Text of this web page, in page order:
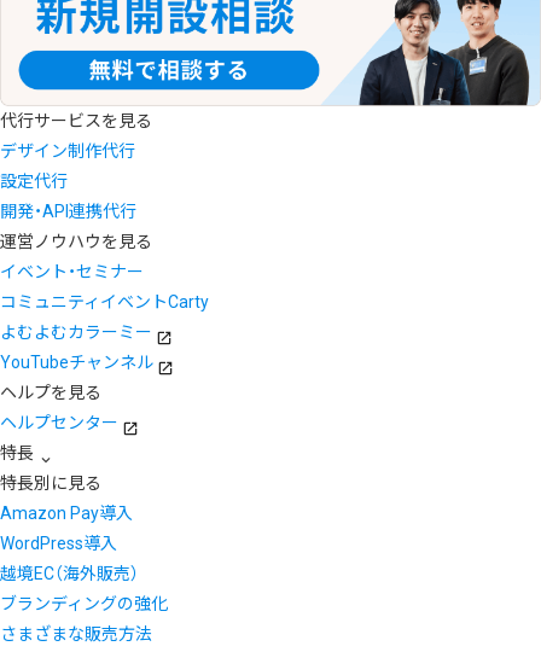
代行サービスを見る
デザイン制作代行
設定代行
開発・API連携代行
運営ノウハウを見る
イベント・セミナー
コミュニティイベントCarty
よむよむカラーミー
YouTubeチャンネル
ヘルプを見る
ヘルプセンター
特長
特長別に見る
Amazon Pay導入
WordPress導入
越境EC（海外販売）
ブランディングの強化
さまざまな販売方法